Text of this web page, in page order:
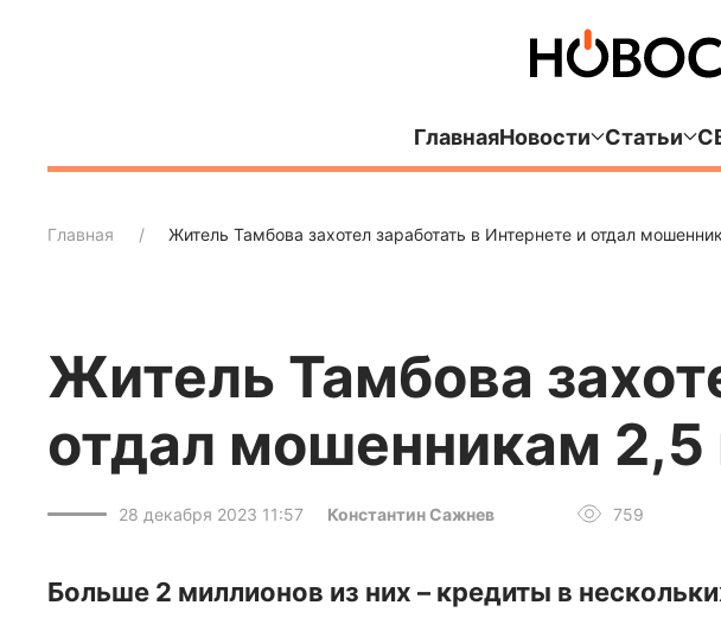
ГлавнаяНовости Статьи
Главная Житель Тамбова захотел заработать в Интернете и отдал
Житель Тамбова
отдал мошенникам 2,5
28 декабря 2023 11:57 Константин Сажнев 759
Больше 2 миллионов из них – кредиты в